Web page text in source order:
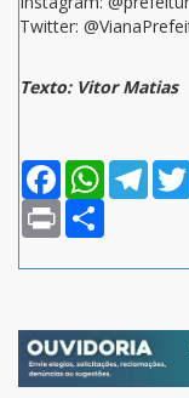
Twitter:
Texto: Vitor Matias
FacebookWhatsApp
Print